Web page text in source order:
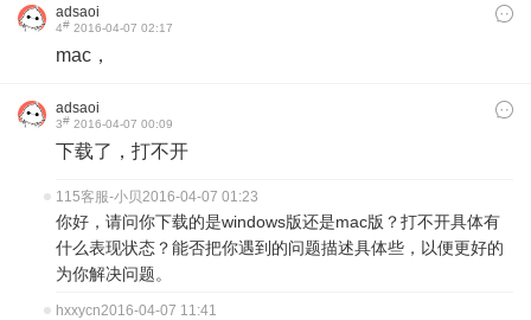
adsaoi
4# 2016-04-07 02:17
mac，
adsaoi
3# 2016-04-07 00:09
下载了，打不开
115客服-小贝2016-04-07 01:23
你好，请问你下载的是windows版还是mac版？打不开具体有
什么表现状态？能否把你遇到的问题描述具体些，以便更好的
为你解决问题。
hxxycn2016-04-07 11:41